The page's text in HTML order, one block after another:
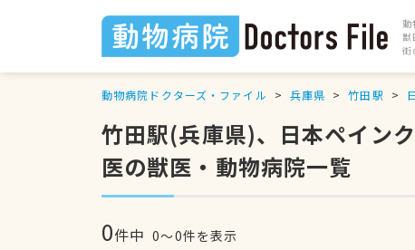
動
街
動物病院ドクターズ・ファイル 兵庫県 竹田駅
竹田駅(兵庫県)、日本ペイン
医の獣医・動物病院一覧
0件中 0〜0件を表示